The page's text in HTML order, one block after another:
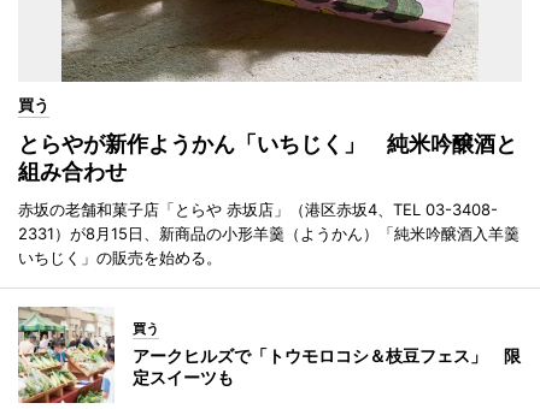
買う
とらやが新作ようかん「いちじく」 純米吟醸酒と
組み合わせ
赤坂の老舗和菓子店「とらや 赤坂店」（港区赤坂4、TEL 03-3408-
2331）が8月15日、新商品の小形羊羹（ようかん）「純米吟醸酒入羊羹
いちじく」の販売を始める。
買う
アークヒルズで「トウモロコシ＆枝豆フェス」 限
定スイーツも